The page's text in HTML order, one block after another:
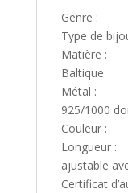
Type
Baltique
925/1000
ajustable
Certificat